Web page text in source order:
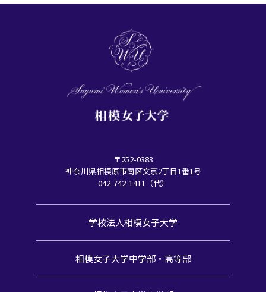
〒252-0383
神奈川県相模原市南区文京2丁目1番1号
042-742-1411（代）
学校法人相模女子大学
相模女子大学中学部・高等部